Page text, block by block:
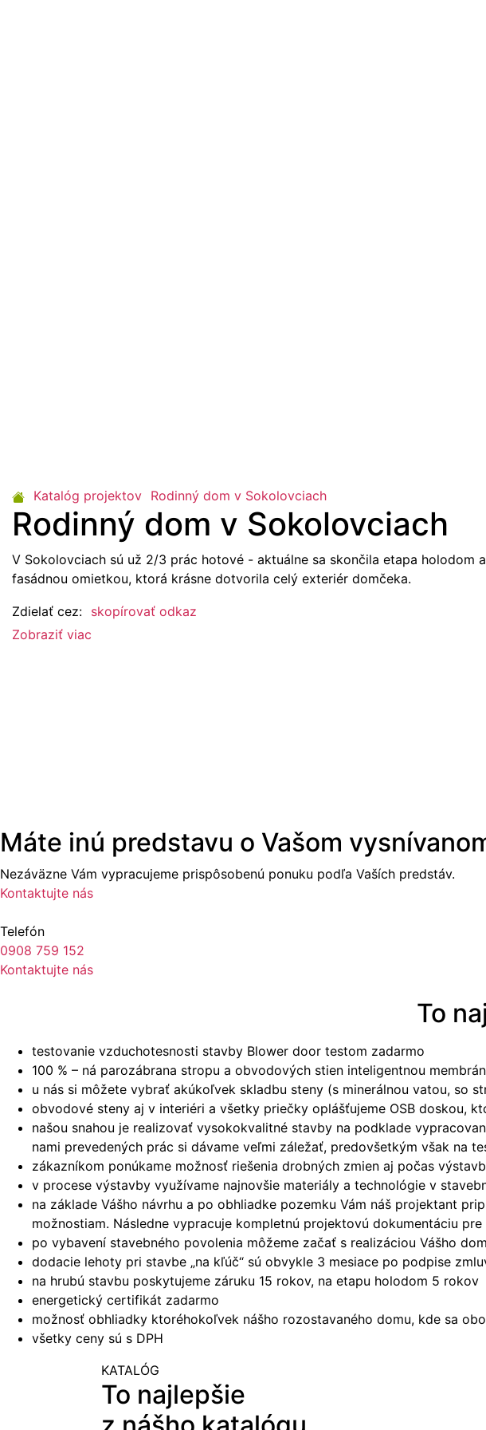
Katalóg projektov Rodinný dom v Sokolovciach
Rodinný dom v Sokolovciach
V Sokolovciach sú už 2/3 prác hotové - aktuálne sa skončila etapa holodom
fasádnou omietkou, ktorá krásne dotvorila celý exteriér domčeka.
Zdielať cez: skopírovať odkaz
Zobraziť viac
Máte inú predstavu o Vašom
Nezáväzne Vám vypracujeme prispôsobenú ponuku podľa Vaších predstáv.
Kontaktujte nás
Telefón
0908 759 152
Kontaktujte nás
To
testovanie vzduchotesnosti stavby Blower door testom zadarmo
100 % – ná parozábrana stropu a obvodových stien inteligentnou
u nás si môžete vybrať akúkoľvek skladbu steny (s minerálnou vatou, so
obvodové steny aj v interiéri a všetky priečky oplášťujeme OSB doskou,
našou snahou je realizovať vysokokvalitné stavby na podklade
nami prevedených prác si dávame veľmi záležať, predovšetkým však na
zákazníkom ponúkame možnosť riešenia drobných zmien aj počas
v procese výstavby využívame najnovšie materiály a technológie v
na základe Vášho návrhu a po obhliadke pozemku Vám náš projektant
možnostiam. Následne vypracuje kompletnú projektovú dokumentáciu
po vybavení stavebného povolenia môžeme začať s realizáciou Vášho
dodacie lehoty pri stavbe „na kľúč“ sú obvykle 3 mesiace po podpise
na hrubú stavbu poskytujeme záruku 15 rokov, na etapu holodom 5 rokov
energetický certifikát zadarmo
možnosť obhliadky ktoréhokoľvek nášho rozostavaného domu, kde sa
všetky ceny sú s DPH
KATALÓG
To najlepšie